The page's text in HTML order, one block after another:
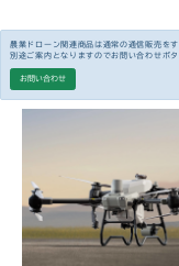
農業ドローン関連商品は通常の通信販売をす
別途ご案内となりますのでお問い合わせボ
お問い合わせ